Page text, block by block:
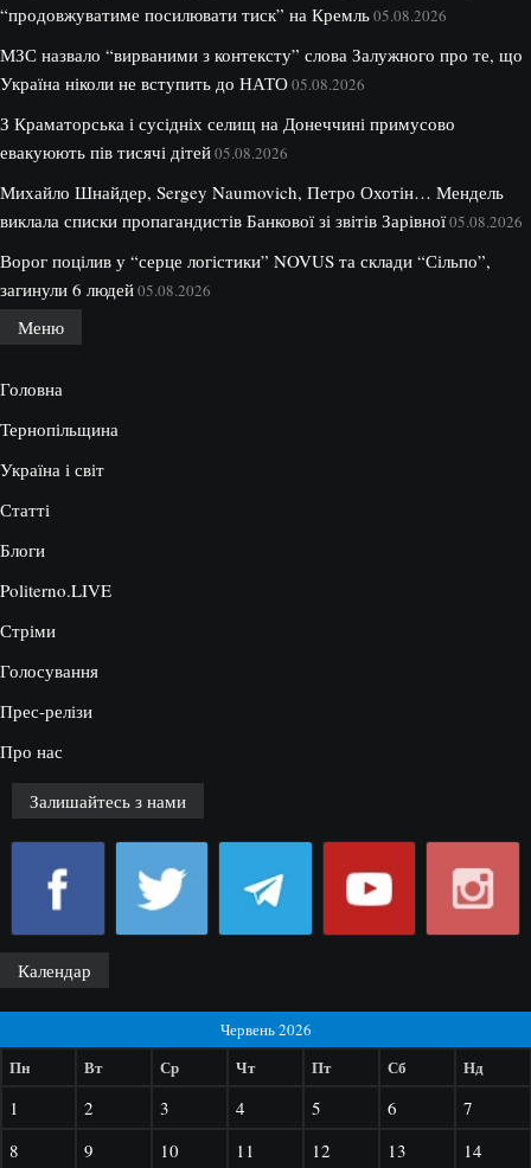
“продовжуватиме посилювати тиск” на Кремль05.08.2026
МЗС назвало “вирваними з контексту” слова Залужного про те, що
Україна ніколи не вступить до НАТО05.08.2026
З Краматорська і сусідніх селищ на Донеччині примусово
евакуюють пів тисячі дітей05.08.2026
Михайло Шнайдер, Sergey Naumovich, Петро Охотін… Мендель
виклала списки пропагандистів Банкової зі звітів Зарівної05.08.2026
Ворог поцілив у “серце логістики” NOVUS та склади “Сільпо”,
загинули 6 людей05.08.2026
Меню
Головна
Тернопільщина
Україна і світ
Статті
Блоги
Politerno.LIVE
Стріми
Голосування
Прес-релізи
Про нас
Залишайтесь з нами
Календар
Червень 2026
Пн Вт Ср Чт Пт Сб Нд
1 2 3 4 5 6
7
8
9 10 11 12 13 14